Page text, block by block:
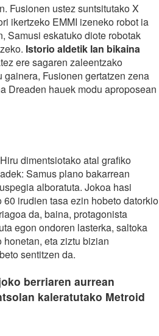
Fusionen ustez suntsitutako X
ikertzeko EMMI izeneko robot ia
Samusi eskatuko diote robotak
Istorio aldetik lan bikaina
ere sagaren zaleentzako
gainera, Fusionen gertatzen zena
Dreaden hauek modu aproposean
dimentsiotako atal grafiko
Samus plano bakarrean
alboratuta. Jokoa hasi
irudien tasa ezin hobeto datorkio
da, baina, protagonista
egon ondoren lasterka, saltoka
honetan, eta ziztu bizian
sentitzen da.
berriaren aurrean
kaleratutako Metroid